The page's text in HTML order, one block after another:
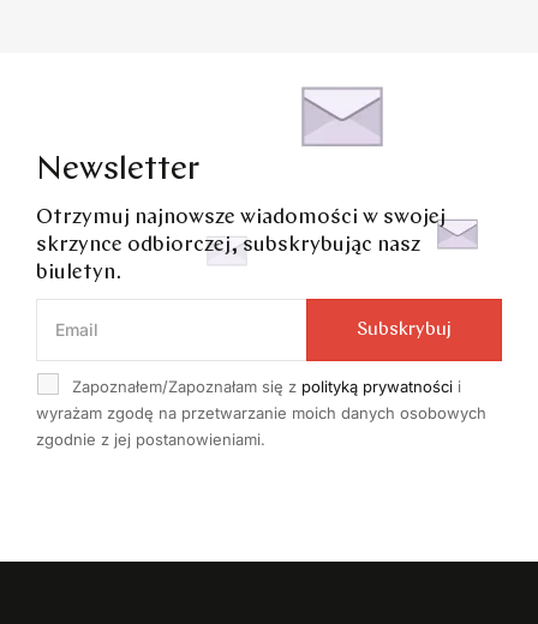
Newsletter
Otrzymuj najnowsze wiadomości w swojej
skrzynce odbiorczej, subskrybując nasz
biuletyn.
Zapoznałem/Zapoznałam się z polityką prywatności i
wyrażam zgodę na przetwarzanie moich danych osobowych
zgodnie z jej postanowieniami.
Subskrybuj